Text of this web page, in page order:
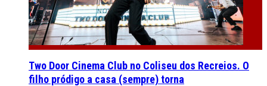
Two Door Cinema Club no Coliseu dos Recreios. O
filho pródigo a casa (sempre) torna